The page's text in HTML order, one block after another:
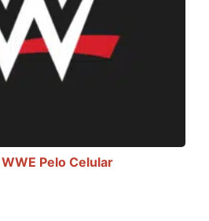
Pelo Celular